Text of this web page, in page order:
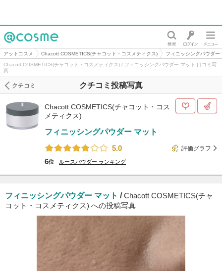
@cosme
アットコスメ Chacott COSMETICS(チャコット・コスメティクス)
フィニッシングパウダー
Chacott COSMETICS(チャコット・コスメティクス) / フィニッシングパウダー マット 口コミ写
真
クチコミ投稿写真
クチコミ
Chacott COSMETICS(チャコット・コス
メティクス)
フィニッシングパウダー マット
5.0
評価グラフ
6位 ルースパウダー ランキング
フィニッシングパウダー マット /Chacott COSMETICS(チャ
コット・コスメティクス) への投稿写真